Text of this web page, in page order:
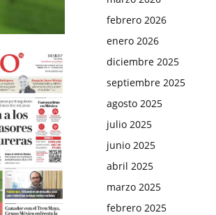
febrero 2026
enero 2026
diciembre 2025
septiembre 2025
agosto 2025
julio 2025
junio 2025
abril 2025
marzo 2025
febrero 2025